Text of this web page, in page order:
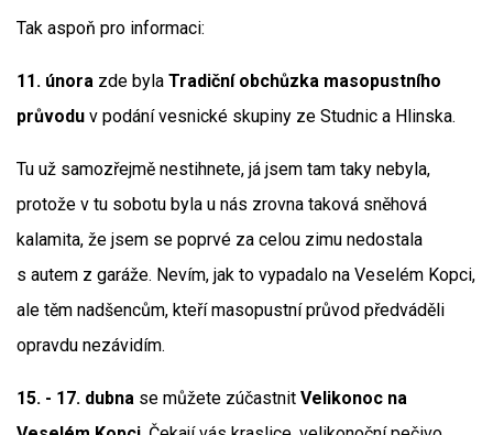
Tak aspoň pro informaci:
11. února zde byla Tradiční obchůzka masopustního
průvodu v podání vesnické skupiny ze Studnic a Hlinska.
Tu už samozřejmě nestihnete, já jsem tam taky nebyla,
protože v tu sobotu byla u nás zrovna taková sněhová
kalamita, že jsem se poprvé za celou zimu nedostala
s autem z garáže. Nevím, jak to vypadalo na Veselém Kopci,
ale těm nadšencům, kteří masopustní průvod předváděli
opravdu nezávidím.
15. - 17. dubna se můžete zúčastnit Velikonoc na